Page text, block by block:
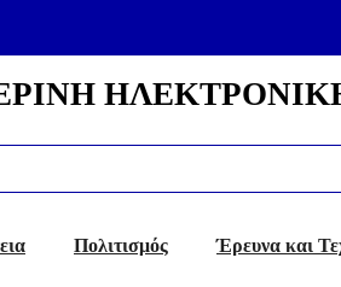
Πολιτισμός Έρευνα και